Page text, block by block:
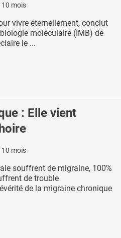
10 mois
vivre éternellement, conclut
moléculaire (IMB) de
le ...
: Elle vient
10 mois
souffrent de migraine, 100%
de trouble
de la migraine chronique